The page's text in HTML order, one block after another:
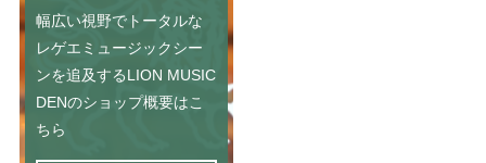
幅広い視野でトータルな
レゲエミュージックシー
ンを追及するLION MUSIC
DENのショップ概要はこ
ちら